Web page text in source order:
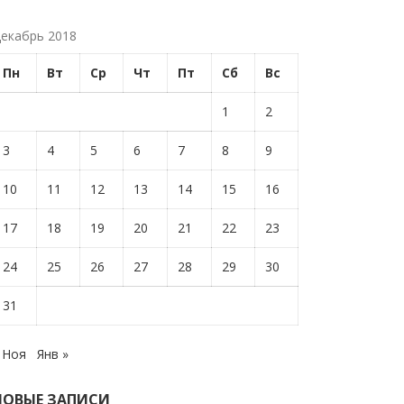
2018
Пн Вт Ср Чт Пт Сб Вс
1 2
3 4 5 6 7 8 9
10 11 12 13 14 15 16
17 18 19 20 21 22 23
24 25 26 27 28 29 30
31
Ноя Янв »
ЗАПИСИ